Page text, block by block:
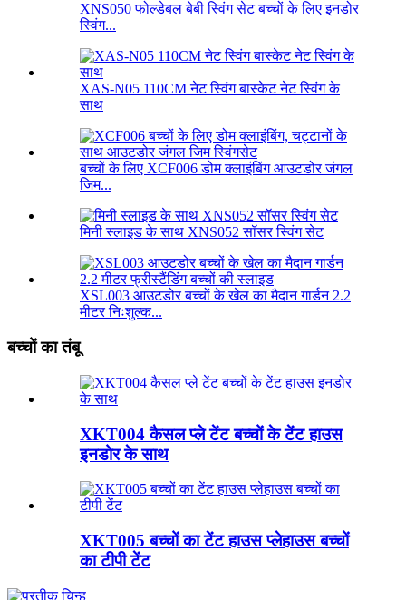
XNS050 फोल्डेबल बेबी स्विंग सेट बच्चों के लिए इनडोर
स्विंग...
XAS-N05 110CM नेट स्विंग बास्केट नेट स्विंग के
साथ
बच्चों के लिए XCF006 डोम क्लाइंबिंग आउटडोर जंगल
जिम...
मिनी स्लाइड के साथ XNS052 सॉसर स्विंग सेट
XSL003 आउटडोर बच्चों के खेल का मैदान गार्डन 2.2
मीटर निःशुल्क...
बच्चों का तंबू
XKT004 कैसल प्ले टेंट बच्चों के टेंट हाउस
इनडोर के साथ
XKT005 बच्चों का टेंट हाउस प्लेहाउस बच्चों
का टीपी टेंट